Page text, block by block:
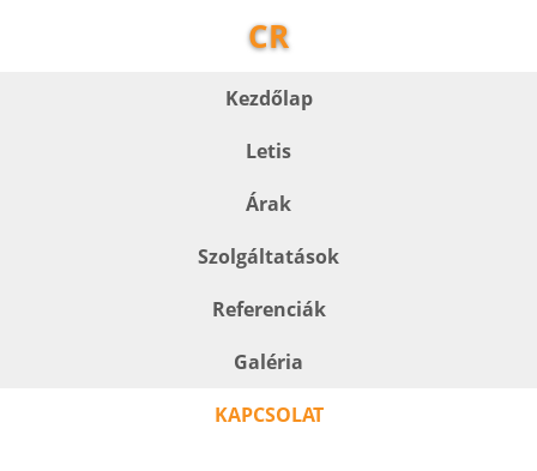
CR
Kezdőlap
Letis
Árak
Szolgáltatások
Referenciák
Galéria
KAPCSOLAT